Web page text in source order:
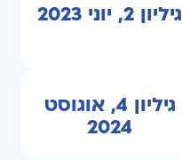
גיליון 2, יוני 2023
גיליון 4, אוגוסט
2024